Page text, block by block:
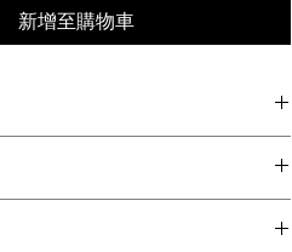
新增至購物車
款蔬果或有任何質素問題，請立即聯